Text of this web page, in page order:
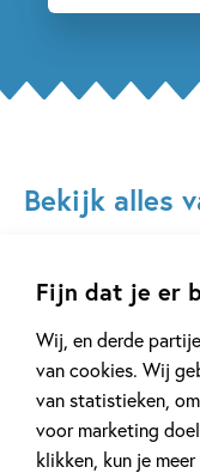
Fijn dat je er
Wij, en derde
van cookies. Wij
van statistieken,
voor marketing
klikken, kun je
Bekijk alles
10,00
Hardcover